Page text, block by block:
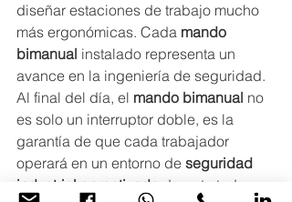
diseñar estaciones de trabajo mucho
más ergonómicas. Cada mando
bimanual instalado representa un
avance en la ingeniería de seguridad.
Al final del día, el mando bimanual no
es solo un interruptor doble, es la
garantía de que cada trabajador
operará en un entorno de seguridad
industrial garantizada
durante toda su